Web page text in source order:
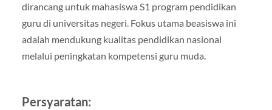
dirancang untuk mahasiswa S1 program pendidikan
guru di universitas negeri. Fokus utama beasiswa ini
adalah mendukung kualitas pendidikan nasional
melalui peningkatan kompetensi guru muda.
Persyaratan: